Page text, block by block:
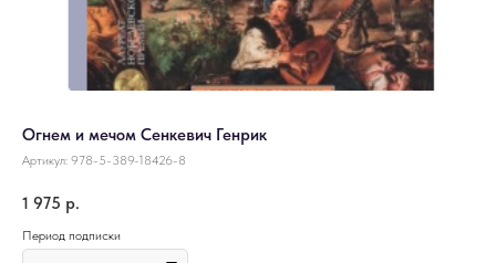
Огнем и мечом Сенкевич Генрик
Артикул: 978-5-389-18426-8
1 975 р.
Период подписки